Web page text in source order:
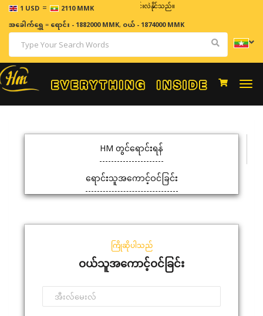
1 USD = 2110 MMK
ဈေးနှုန်းများသည် အချိန်နှင့် အမျှပြောင်းလဲနိုင်သည်။
အခေါက်ရွှေ=ရောင်း - 1882000 MMK, ဝယ် - 1874000 MMK
HM တွင်ရောင်းရန်
ရောင်းသူအကောင့်ဝင်ခြင်း
ကြိုဆိုပါသည်
ဝယ်သူအကောင့်ဝင်ခြင်း